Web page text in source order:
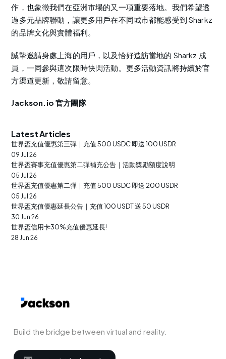
作，也象徵我們在亞洲市場的又一項重要落地。我們希望透
過多元品牌聯動，讓更多用戶在不同城市都能感受到 Sharkz
的品牌文化與實體福利。
誠摯邀請身處上海的用戶，以及恰好造訪當地的 Sharkz 成
員，一同參與這次限時快閃活動。更多活動資訊將持續於官
方渠道更新，敬請留意。
Jackson.io 官方團隊
Latest Articles
世界盃充值優惠第三彈｜充值 500 USDC 即送 100 USDR
09 Jul 26
世界盃賽事充值優惠第二彈補充公告｜活動獎勵額度說明
05 Jul 26
世界盃充值優惠第二彈｜充值 500 USDC 即送 200 USDR
05 Jul 26
世界盃充值優惠延長公告｜充值 100 USDT 送 50 USDR
30 Jun 26
世界盃信用卡30%充值優惠延長!
28 Jun 26
Build the bridge between virtual and reality.